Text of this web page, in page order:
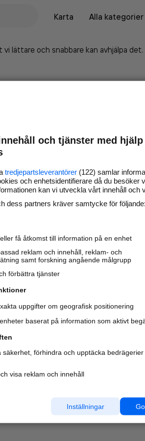
Karta
Alla kategorier
lättare och snabbare kan avhjälpa det.
Marknadsför
nya kunder och
samarbetspartners nära dig.
Läs mer här
och tjänster med hjälp
tredjepartsleverantörer (122) samlar
och enhetsidentifierare då du besöker
kan vi utveckla vårt innehåll och
dess partners kräver samtycke för följande:
få åtkomst till information på en enhet
reklam och innehåll, reklam- och
samt forskning angående målgrupp
förbättra tjänster
uppgifter om geografisk positionering
baserat på information som aktivt
säkerhet, förhindra och upptäcka
visa reklam och innehåll
Inställningar